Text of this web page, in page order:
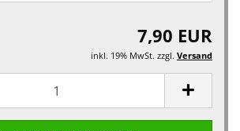
7,90 EUR
inkl. 19% MwSt. zzgl. Versand